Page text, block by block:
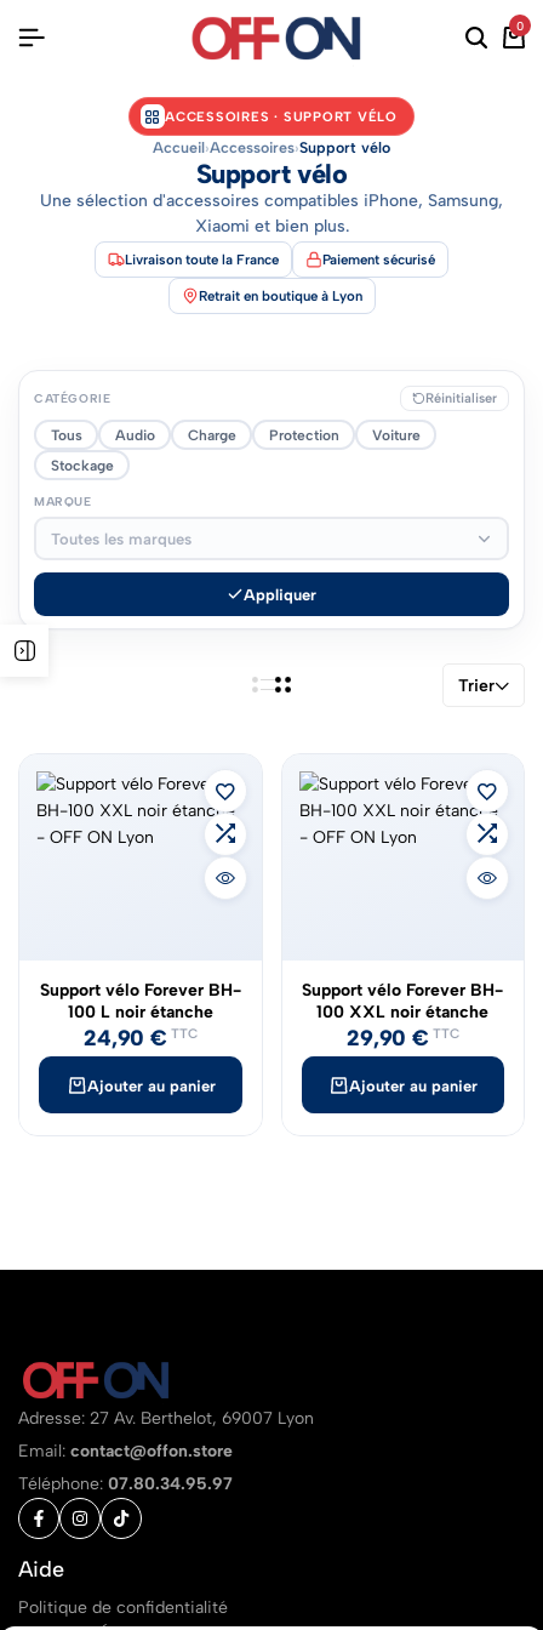
0
ACCESSOIRES · SUPPORT VÉLO
Accueil›Accessoires›Support vélo
Support vélo
Une sélection d'accessoires compatibles iPhone, Samsung,
Xiaomi et bien plus.
Livraison toute la France Paiement sécurisé
Retrait en boutique à Lyon
CATÉGORIE Réinitialiser
Tous Audio Charge Protection
Voiture
Stockage
MARQUE
Toutes les marques
Appliquer
Trier
Ajouter au panier
Support vélo Forever BH-
100 L noir étanche
24,90€ TTC
Ajouter au panier
Support vélo Forever BH-
100 XXL noir étanche
29,90€ TTC
Adresse: 27 Av. Berthelot, 69007 Lyon
Email: contact@offon.store
Téléphone: 07.80.34.95.97
Aide
Politique de confidentialité